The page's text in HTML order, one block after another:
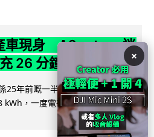
車現身 A2 e-tron 迷
26 分鐘充滿 8 成電
25年前嘅一半。 A2 e-tron 風阻低
kWh，一度電行到7.8公里。6...
×